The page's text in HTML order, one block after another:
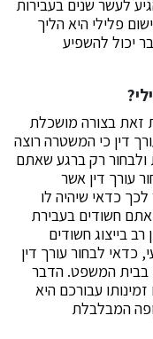
לעשר שנים בעבירות
פלילי היא הליך
יכול להשפיע
זאת בצורה מושכלת
דין כי המשטרה רוצה
ולבחור רק ברגע שאתם
עורך דין אשר
כדאי שיהיה לו
אתם חשודים בעבירת
רב בייצוג חשודים
כדאי לבחור עורך דין
בבית המשפט. הדבר
עבורכם היא
המבלבלת